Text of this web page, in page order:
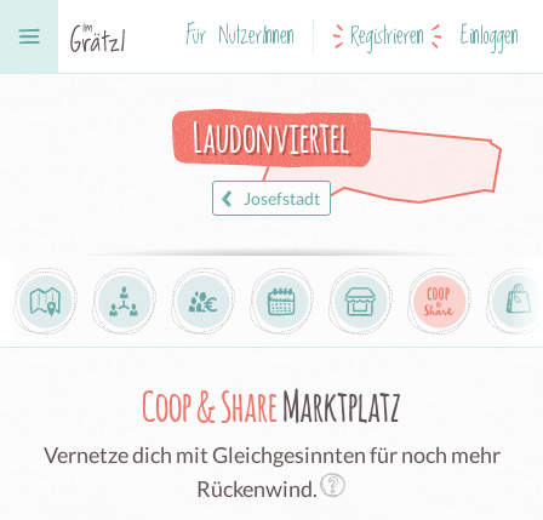
Für NutzerInnen Registrieren Einloggen
Laudonviertel
Josefstadt
Coop & ShareMarktplatz
Vernetze dich mit Gleichgesinnten für noch mehr
Rückenwind.